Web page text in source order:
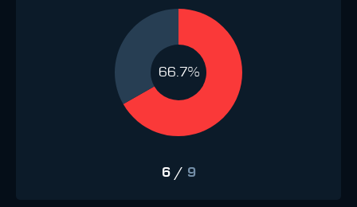
66.7%
6/ 9